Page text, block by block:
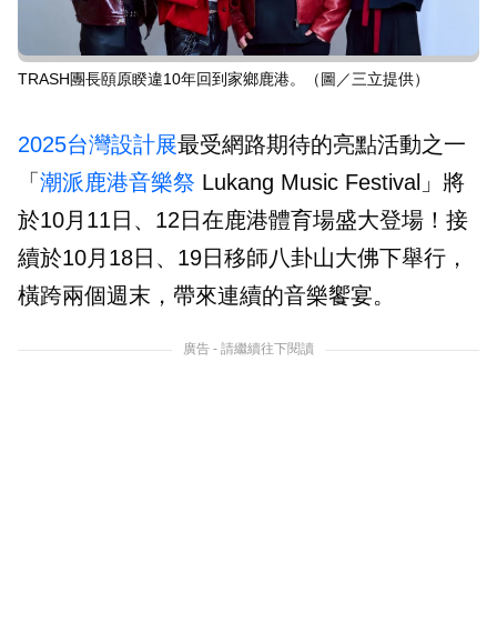
TRASH團長頤原睽違10年回到家鄉鹿港。（圖／三立提供）
2025台灣設計展最受網路期待的亮點活動之一
「 潮派鹿港音樂祭 Lukang Music Festival」將
於10月11日、12日在鹿港體育場盛大登場！接
續於10月18日、19日移師八卦山大佛下舉行，
橫跨兩個週末，帶來連續的音樂饗宴。
廣告 - 請繼續往下閱讀